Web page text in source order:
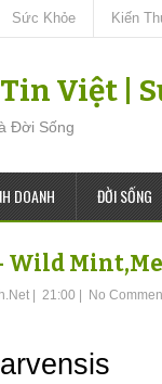
Sức Khỏe Kiến
Việt |
Đời Sống
DOANH ĐỜI SỐNG
Wild
21:00 No